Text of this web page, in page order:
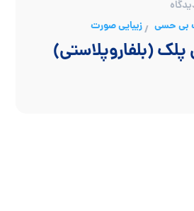
بی حسی /زیبایی صورت
پلک (بلفاروپلاستی)